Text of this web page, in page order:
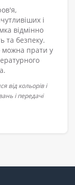
і
відмінно
та безпеку.
можна прати у
від кольорів і
і передачі